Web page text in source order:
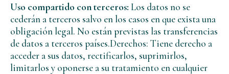
Uso compartido con terceros: Los datos no se
cederán a terceros salvo en los casos en que exista una
obligación legal. No están previstas las transferencias
de datos a terceros países.Derechos: Tiene derecho a
acceder a sus datos, rectificarlos, suprimirlos,
limitarlos y oponerse a su tratamiento en cualquier